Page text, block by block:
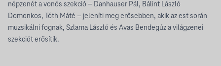
népzenét a vonós szekció – Danhauser Pál, Bálint László
Domonkos, Tóth Máté – jeleníti meg erősebben, akik az est során
muzsikálni fognak, Szlama László és Avas Bendegúz a világzenei
szekciót erősítik.